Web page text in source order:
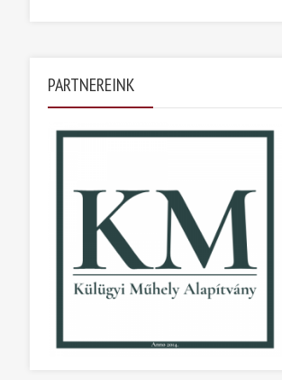
PARTNEREINK